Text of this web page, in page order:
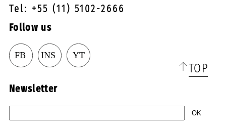
Tel: +55 (11) 5102-2666
Follow us
Newsletter
TOP